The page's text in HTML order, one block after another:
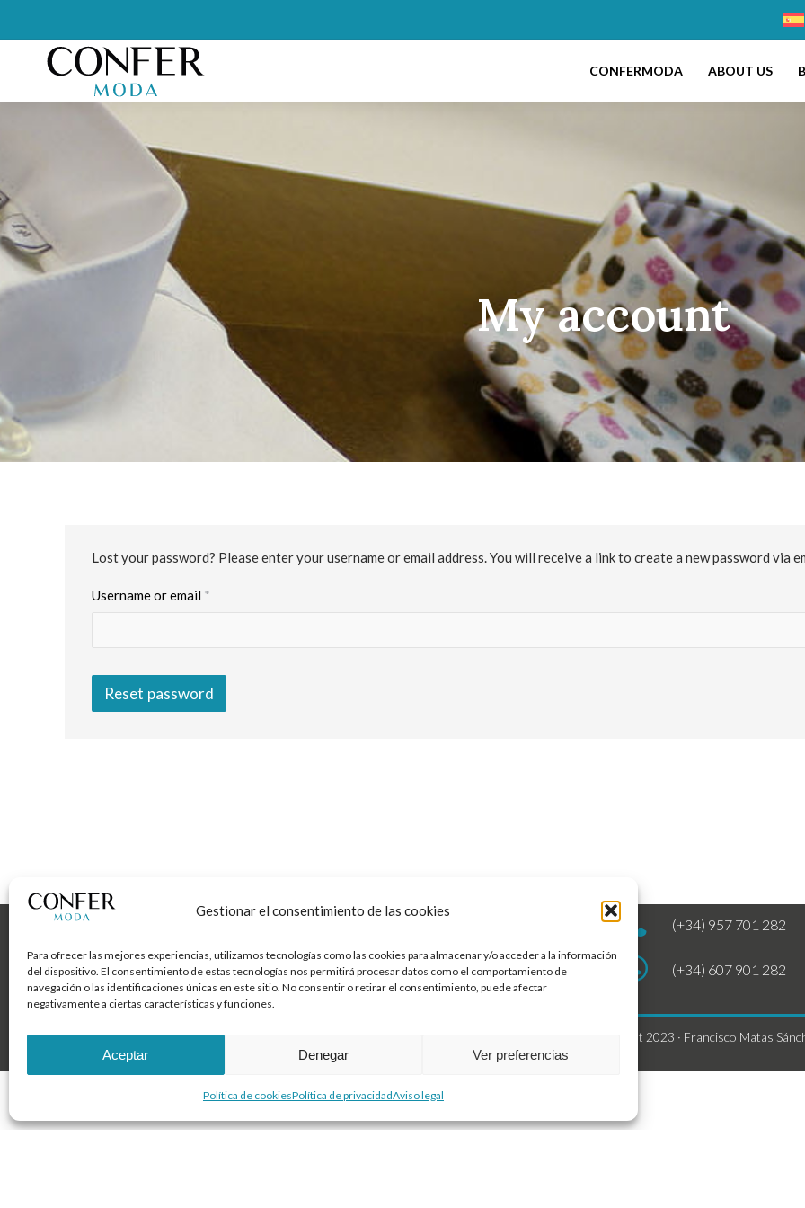
Gestionar el consentimiento de las cookies
Para ofrecer las mejores experiencias, utilizamos tecnologías como las cookies para almacenar y/o acceder a la información
del dispositivo. El consentimiento de estas tecnologías nos permitirá procesar datos como el comportamiento de
navegación o las identificaciones únicas en este sitio. No consentir o retirar el consentimiento, puede afectar
negativamente a ciertas características y funciones.
Aceptar Denegar Ver preferencias
Política de cookiesPolítica de privacidadAviso legal
CONFERMODA ABOUT US
My account
Lost your password? Please enter your username or email address. You will receive a link to create a new password via
Username or email *
Reset password
C. Gaspar de Montellano, 11,
Córdoba
(+34) 957 701 282
(+34) 607 901 282
Aviso legal Política de cookies Copyright 2023 · Francisco Matas